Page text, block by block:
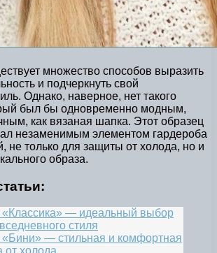
множество способов выразить
и подчеркнуть свой
Однако, наверное, нет такого
был бы одновременно модным,
как вязаная шапка. Этот образец
незаменимым элементом гардероба
не только для защиты от холода, но и
образа.
«Классика» — идеальный выбор
стиля
— стильная и комфортная